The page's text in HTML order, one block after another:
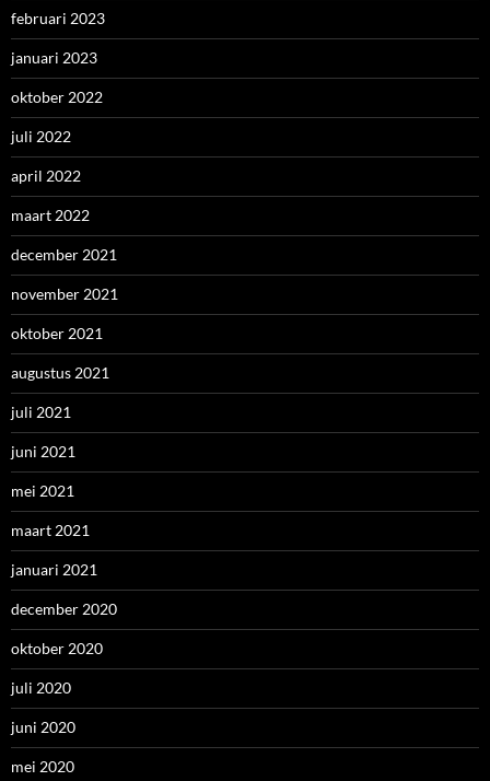
februari 2023
januari 2023
oktober 2022
juli 2022
april 2022
maart 2022
december 2021
november 2021
oktober 2021
augustus 2021
juli 2021
juni 2021
mei 2021
maart 2021
januari 2021
december 2020
oktober 2020
juli 2020
juni 2020
mei 2020